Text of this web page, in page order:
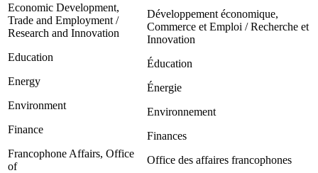
Economic Development,
Trade and Employment /
Research and Innovation
Education
Energy
Environment
Finance
Francophone Affairs, Office
of
Développement économique,
Commerce et Emploi / Recherche et
Innovation
Éducation
Énergie
Environnement
Finances
Office des affaires francophones